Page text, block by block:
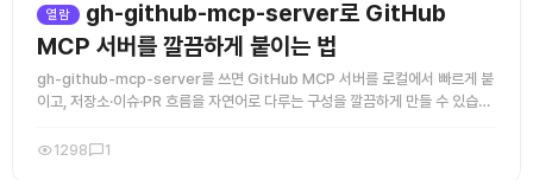
열람
MCP 서버를 깔끔하게 붙이는 법
gh-github-mcp-server를 쓰면 GitHub MCP 서버를 로컬에서 빠르게 붙
이고, 저장소·이슈·PR 흐름을 자연어로 다루는 구성을 깔끔하게 만들 수 있습니
1298 1